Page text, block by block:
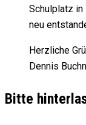
Schulplatz in
neu
Herzliche
Dennis
Bitte